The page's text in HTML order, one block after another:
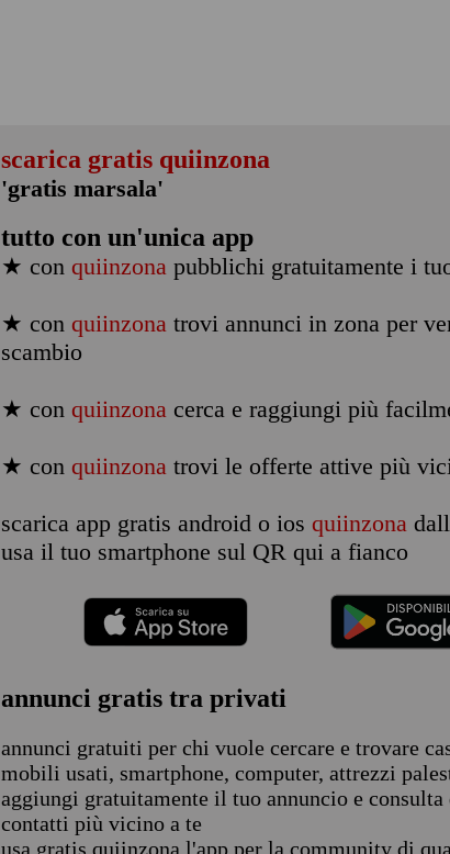
scarica gratis quiinzona
'gratis marsala'
tutto con un'unica app
★ con quiinzona pubblichi gratuitamente i
★ con quiinzona trovi annunci in zona per
scambio
★ con quiinzona cerca e raggiungi più
★ con quiinzona trovi le offerte attive più
scarica app gratis android o ios quiinzona
usa il tuo smartphone sul QR qui a fianco
annunci gratis tra privati
annunci gratuiti per chi vuole cercare e trovare
mobili usati, smartphone, computer, attrezzi
aggiungi gratuitamente il tuo annuncio e
contatti più vicino a te
usa gratis quiinzona l'app per la community di